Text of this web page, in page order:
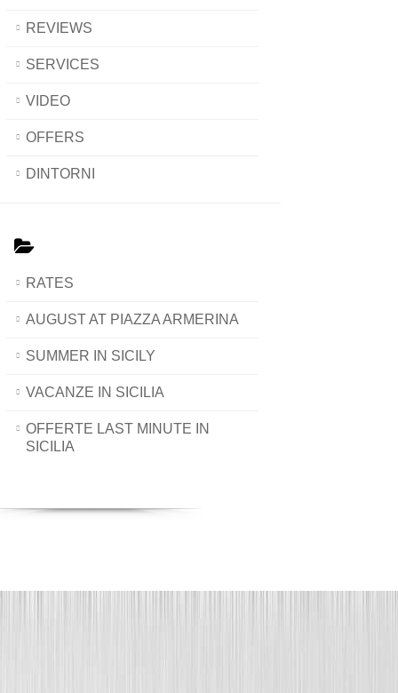
REVIEWS
SERVICES
VIDEO
OFFERS
DINTORNI
RATES
AUGUST AT PIAZZA ARMERINA
SUMMER IN SICILY
VACANZE IN SICILIA
OFFERTE LAST MINUTE IN
SICILIA